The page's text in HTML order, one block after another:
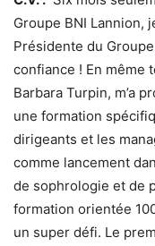
Groupe BNI Lannion,
Présidente du
confiance ! En même
Barbara Turpin, m’a
une formation
dirigeants et les
comme lancement
de sophrologie et de
formation orientée
un super défi. Le